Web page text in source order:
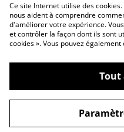
Contact
Politique de
confidentialité
AYA by Mélissa
Ce site Internet utilise des
nous aident à comprendre
d'améliorer votre expérience.
et contrôler la façon dont ils sont
cookies ». Vous pouvez
Tout